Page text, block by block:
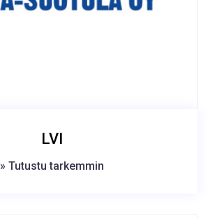
LVI
» Tutustu tarkemmin